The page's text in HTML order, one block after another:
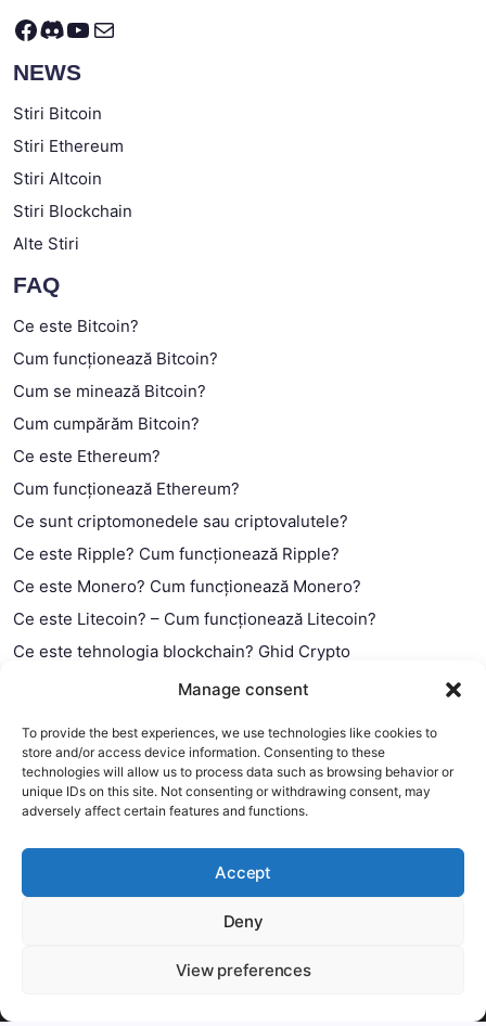
Manage consent
To provide the best experiences, we use technologies like cookies to
store and/or access device information. Consenting to these
technologies will allow us to process data such as browsing behavior or
unique IDs on this site. Not consenting or withdrawing consent, may
adversely affect certain features and functions.
Accept
Deny
View preferences
Facebook
Discord
YouTube
Mail
NEWS
Stiri Bitcoin
Stiri Ethereum
Stiri Altcoin
Stiri Blockchain
Alte Stiri
FAQ
Ce este Bitcoin?
Cum funcționează Bitcoin?
Cum se minează Bitcoin?
Cum cumpărăm Bitcoin?
Ce este Ethereum?
Cum funcționează Ethereum?
Ce sunt criptomonedele sau criptovalutele?
Ce este Ripple? Cum funcționează Ripple?
Ce este Monero? Cum funcționează Monero?
Ce este Litecoin? – Cum funcționează Litecoin?
Ce este tehnologia blockchain? Ghid Crypto
Ce este contractul smart?
This website uses cookies to improve your experience. We'll